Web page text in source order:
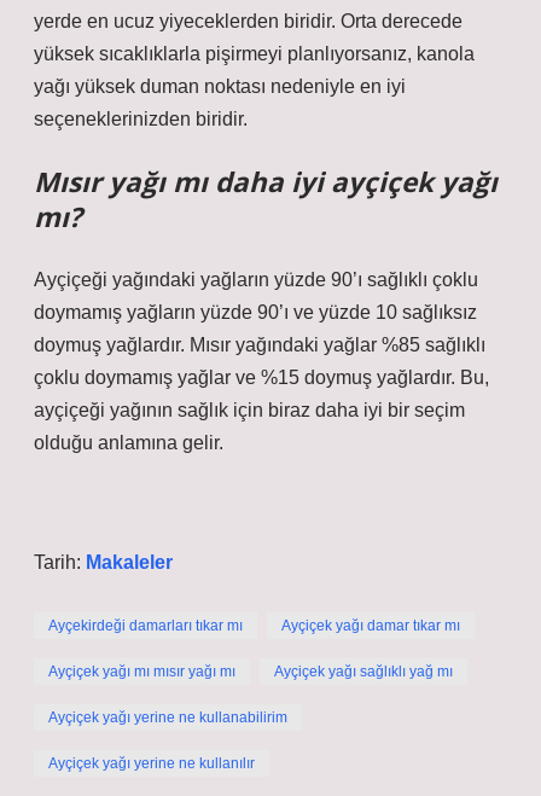
yerde en ucuz yiyeceklerden biridir. Orta derecede
yüksek sıcaklıklarla pişirmeyi planlıyorsanız, kanola
yağı yüksek duman noktası nedeniyle en iyi
seçeneklerinizden biridir.
Mısır yağı mı daha iyi ayçiçek yağı
mı?
Ayçiçeği yağındaki yağların yüzde 90’ı sağlıklı çoklu
doymamış yağların yüzde 90’ı ve yüzde 10 sağlıksız
doymuş yağlardır. Mısır yağındaki yağlar %85 sağlıklı
çoklu doymamış yağlar ve %15 doymuş yağlardır. Bu,
ayçiçeği yağının sağlık için biraz daha iyi bir seçim
olduğu anlamına gelir.
Tarih: Makaleler
Ayçekirdeği damarları tıkar mı Ayçiçek yağı damar tıkar mı
Ayçiçek yağı mı mısır yağı mı Ayçiçek yağı sağlıklı yağ mı
Ayçiçek yağı yerine ne kullanabilirim
Ayçiçek yağı yerine ne kullanılır